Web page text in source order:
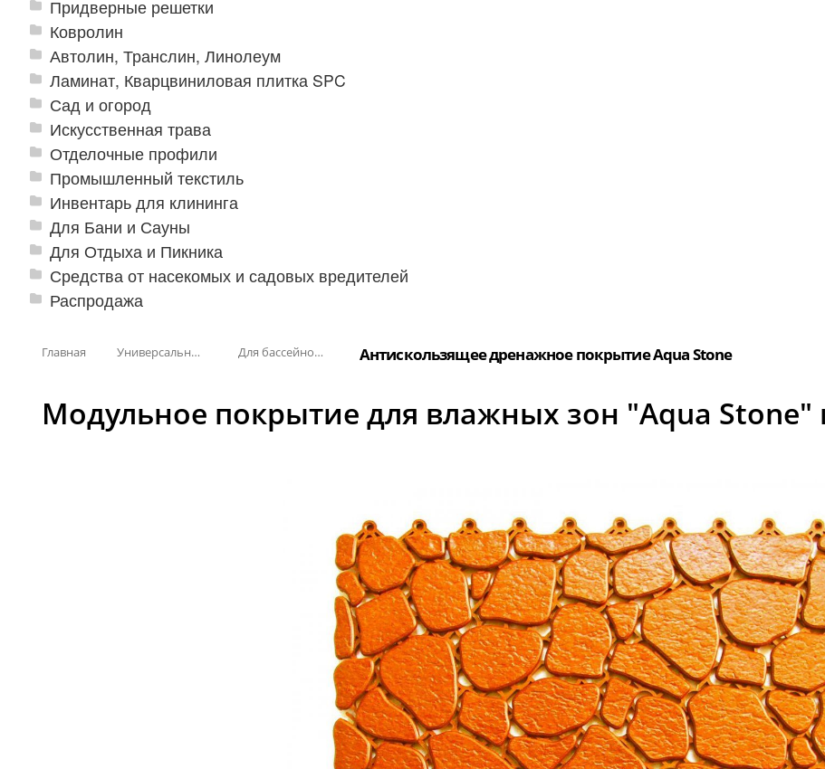
Придверные решетки
Ковролин
Автолин, Транслин, Линолеум
Ламинат, Кварцвиниловая плитка SPC
Сад и огород
Искусственная трава
Отделочные профили
Промышленный текстиль
Инвентарь для клининга
Для Бани и Сауны
Для Отдыха и Пикника
Средства от насекомых и садовых вредителей
Распродажа
Главная Универсальные модульные покрытия Для бассейнов и аквапарков Антискользящее дренажное покрытие Aqua Stone
Модульное покрытие для влажных зон "Aqua